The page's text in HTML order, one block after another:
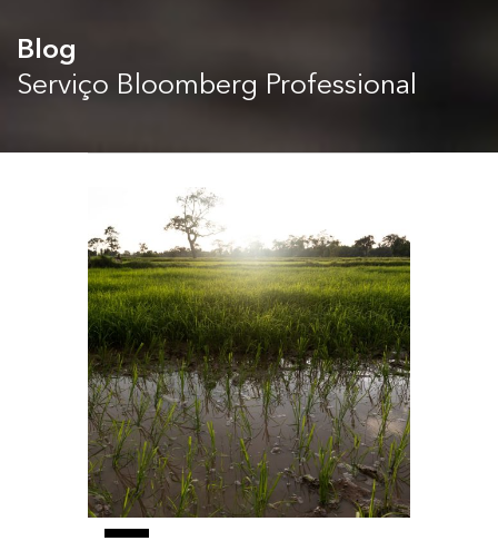
Blog
Serviço Bloomberg Professional